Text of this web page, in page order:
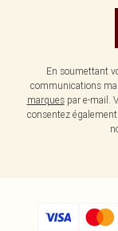
En soumettant
communications
marquespar e-mail.
consentez